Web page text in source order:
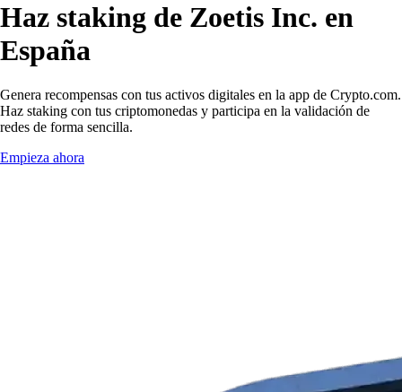
Haz staking de Zoetis Inc. en
España
Genera recompensas con tus activos digitales en la app de Crypto.com.
Haz staking con tus criptomonedas y participa en la validación de
redes de forma sencilla.
Empieza ahora